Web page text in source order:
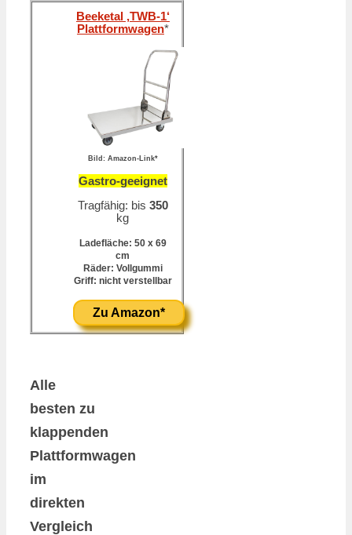
Beeketal ‚TWB-1‘
Plattformwagen*
Bild: Amazon-Link*
Gastro-geeignet
Tragfähig: bis 350
kg
Ladefläche: 50 x 69
cm
Räder: Vollgummi
Griff: nicht verstellbar
Zu Amazon*
Alle
besten zu
klappenden
Plattformwagen
im
direkten
Vergleich